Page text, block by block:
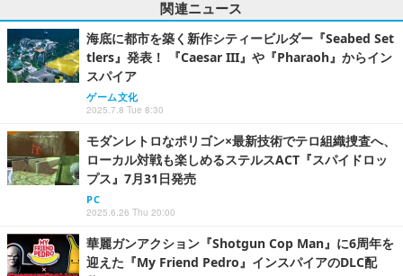
関連ニュース
海底に都市を築く新作シティービルダー『Seabed Set
tlers』発表！ 『Caesar III』や『Pharaoh』からイン
スパイア
ゲーム文化
2025.7.8 Tue 8:30
モダンレトロなポリゴン×最新技術でテロ組織捜査へ、
ローカル対戦も楽しめるステルスACT『スパイドロッ
プス』7月31日発売
PC
2025.6.26 Thu 20:00
華麗ガンアクション『Shotgun Cop Man』に6周年を
迎えた『My Friend Pedro』インスパイアのDLC配